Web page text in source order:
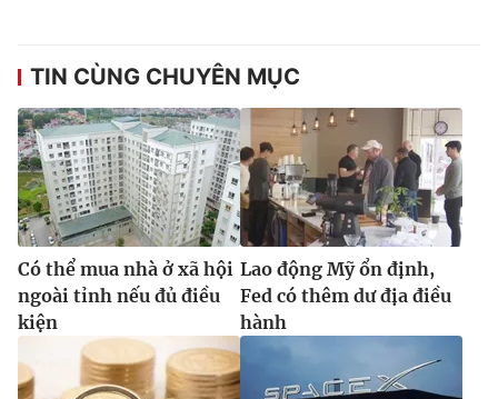
TIN CÙNG CHUYÊN MỤC
Có thể mua nhà ở xã hội
ngoài tỉnh nếu đủ điều
kiện
Lao động Mỹ ổn định,
Fed có thêm dư địa điều
hành